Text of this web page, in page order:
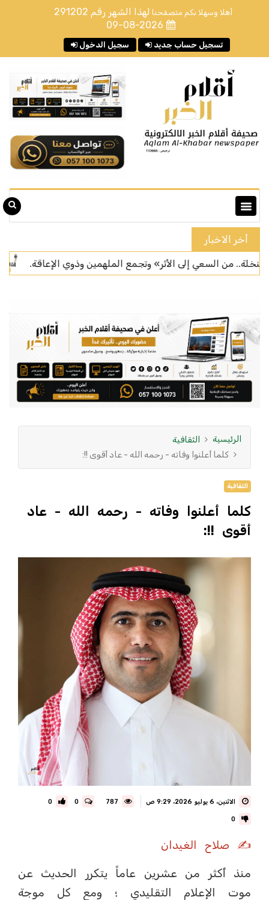
أهلا وسهلا بكم متصفحنا لهذا الشهر رقم 291202
09-08-2026
سجيل الدخول تسجيل حساب جديد
أخر الاخبار
إلى الأثر» وتجمع الملهمين وذوي الإعاقة. سان
الرئيسية
الثقافية
كلما أعلنوا وفاته - رحمه الله - عاد أقوى !!:
الثقافية
كلما أعلنوا وفاته - رحمه الله - عاد
أقوى !!:
الاثنين، 6 يوليو 2026، 9:29 ص 0
0
0
✍️ صلاح الغيدان
‏منذ أكثر من عشرين عاماً يتكرر الحديث عن
موت الإعلام التقليدي ؛ ومع كل موجة